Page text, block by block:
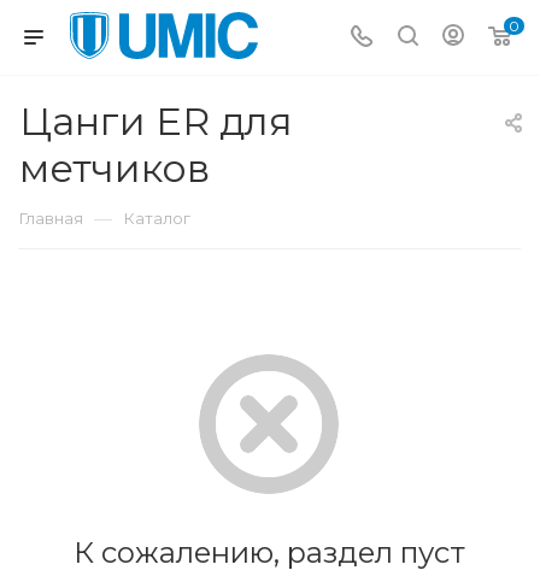
0
Цанги ER для
метчиков
Главная — Каталог
К сожалению, раздел пуст